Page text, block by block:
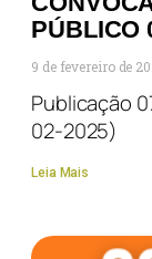
PÚBLICO
9 de fevereiro de
Publicação
02-2025)
Leia Mais